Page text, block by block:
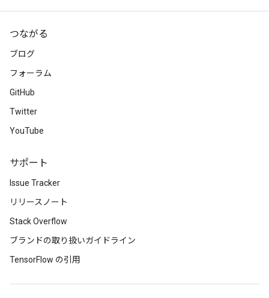
つながる
ブログ
フォーラム
GitHub
Twitter
YouTube
サポート
Issue Tracker
リリースノート
Stack Overflow
ブランドの取り扱いガイドライン
TensorFlow の引用